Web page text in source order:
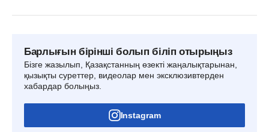
Барлығын бірінші болып біліп отырыңыз
Бізге жазылып, Қазақстанның өзекті жаңалықтарынан,
қызықты суреттер, видеолар мен эксклюзивтерден
хабардар болыңыз.
Instagram